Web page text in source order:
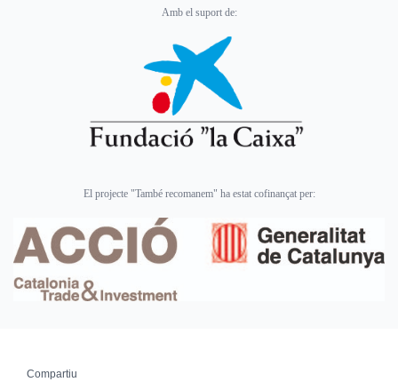
Amb el suport de:
El projecte "També recomanem" ha estat cofinançat per:
Compartiu